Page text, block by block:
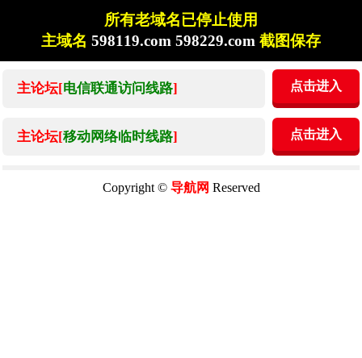
所有老域名已停止使用
主域名 598119.com 598229.com 截图保存
主论坛[电信联通访问线路] 点击进入
主论坛[移动网络临时线路] 点击进入
Copyright © 导航网 Reserved